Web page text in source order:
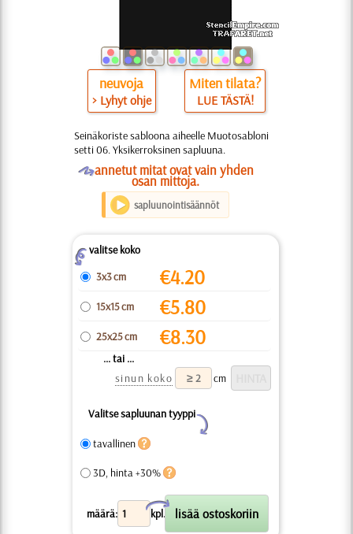
neuvoja
> Lyhyt ohje
Miten tilata?
LUE TÄSTÄ!
Seinäkoriste sabloona aiheelle Muotosabloni
setti 06. Yksikerroksinen sapluuna.
Oannetut mitat ovat vain yhden
osan mittoja.
sapluunointisäännöt
Zvalitse koko
3x3 cm
€4.20
15x15 cm €5.80
25x25 cm €8.30
... tai ...
sinun koko
cm
Valitse sapluunan tyyppi
Y
tavallinen
3D, hinta +30%
määrä: kpl.
X